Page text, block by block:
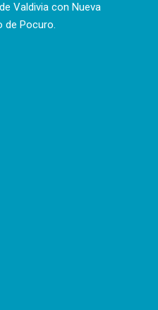
Valdivia con Nueva
de Pocuro.